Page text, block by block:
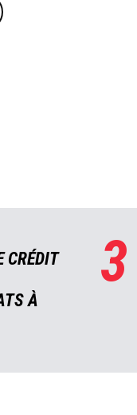
CRÉDIT
À
3